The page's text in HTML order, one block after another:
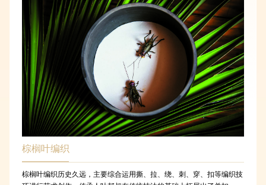
棕榈叶编织
棕榈叶编织历史久远，主要综合运用撕、拉、绕、刺、穿、扣等编织技